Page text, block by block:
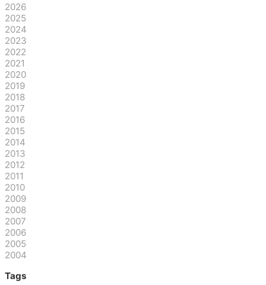
2026
2025
2024
2023
2022
2021
2020
2019
2018
2017
2016
2015
2014
2013
2012
2011
2010
2009
2008
2007
2006
2005
2004
Tags